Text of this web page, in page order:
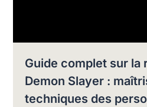
Guide complet sur la
Demon Slayer :
techniques des